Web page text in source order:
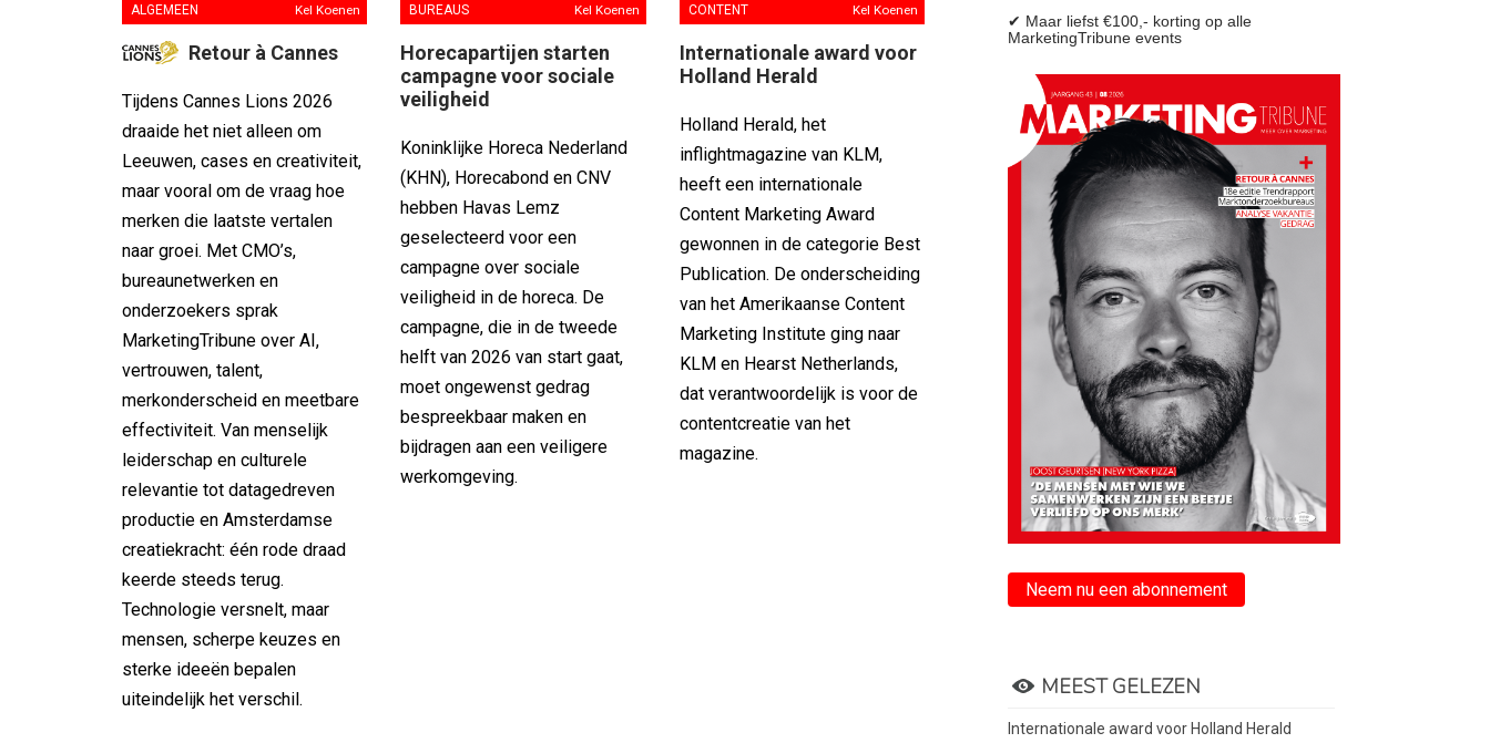
ALGEMEEN Kel Koenen
Retour à Cannes
Tijdens Cannes Lions 2026
draaide het niet alleen om
Leeuwen, cases en creativiteit,
maar vooral om de vraag hoe
merken die laatste vertalen
naar groei. Met CMO’s,
bureaunetwerken en
onderzoekers sprak
MarketingTribune over AI,
vertrouwen, talent,
merkonderscheid en meetbare
effectiviteit. Van menselijk
leiderschap en culturele
relevantie tot datagedreven
productie en Amsterdamse
creatiekracht: één rode draad
keerde steeds terug.
Technologie versnelt, maar
mensen, scherpe keuzes en
sterke ideeën bepalen
uiteindelijk het verschil.
BUREAUS Kel Koenen
Horecapartijen starten
campagne voor sociale
veiligheid
Koninklijke Horeca Nederland
(KHN), Horecabond en CNV
hebben Havas Lemz
geselecteerd voor een
campagne over sociale
veiligheid in de horeca. De
campagne, die in de tweede
helft van 2026 van start gaat,
moet ongewenst gedrag
bespreekbaar maken en
bijdragen aan een veiligere
werkomgeving.
CONTENT Kel Koenen
Internationale award voor
Holland Herald
Holland Herald, het
inflightmagazine van KLM,
heeft een internationale
Content Marketing Award
gewonnen in de categorie Best
Publication. De onderscheiding
van het Amerikaanse Content
Marketing Institute ging naar
KLM en Hearst Netherlands,
dat verantwoordelijk is voor de
contentcreatie van het
magazine.
✔ Maar liefst €100,- korting op alle
MarketingTribune events
Neem nu een abonnement
MEEST GELEZEN
Internationale award voor Holland Herald